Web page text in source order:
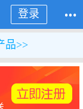
登录
品>>